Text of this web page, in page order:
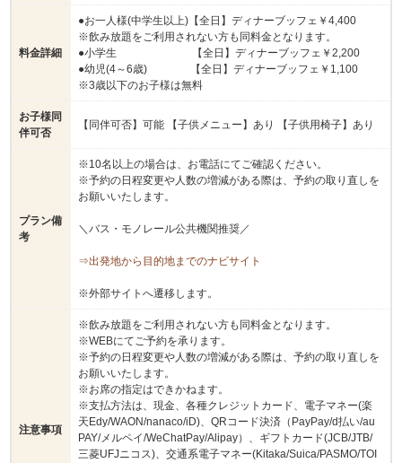
ソフトドリンク飲み放題♪
料金詳細
●お一人様(中学生以上)【全日】ディナーブッフェ￥4,400
※飲み放題をご利用されない方も同料金となります。
●小学生 【全日】ディナーブッフェ￥2,200
●幼児(4～6歳) 【全日】ディナーブッフェ￥1,100
※3歳以下のお子様は無料
お子様同
伴可否
【同伴可否】可能 【子供メニュー】あり 【子供用椅子】あり
プラン備
考
※10名以上の場合は、お電話にてご確認ください。
※予約の日程変更や人数の増減がある際は、予約の取り直しを
お願いいたします。
＼バス・モノレール公共機関推奨／
⇒出発地から目的地までのナビサイト
※外部サイトへ遷移します。
注意事項
※飲み放題をご利用されない方も同料金となります。
※WEBにてご予約を承ります。
※予約の日程変更や人数の増減がある際は、予約の取り直しを
お願いいたします。
※お席の指定はできかねます。
※支払方法は、現金、各種クレジットカード、電子マネー(楽
天Edy/WAON/nanaco/iD)、QRコード決済（PayPay/d払い/au
PAY/メルペイ/WeChatPay/Alipay）、ギフトカード(JCB/JTB/
三菱UFJニコス)、交通系電子マネー(Kitaka/Suica/PASMO/TOI